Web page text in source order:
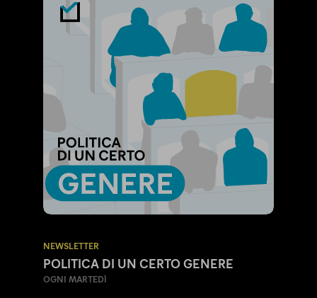
NEWSLETTER
POLITICA DI UN CERTO GENERE
OGNI MARTEDÌ